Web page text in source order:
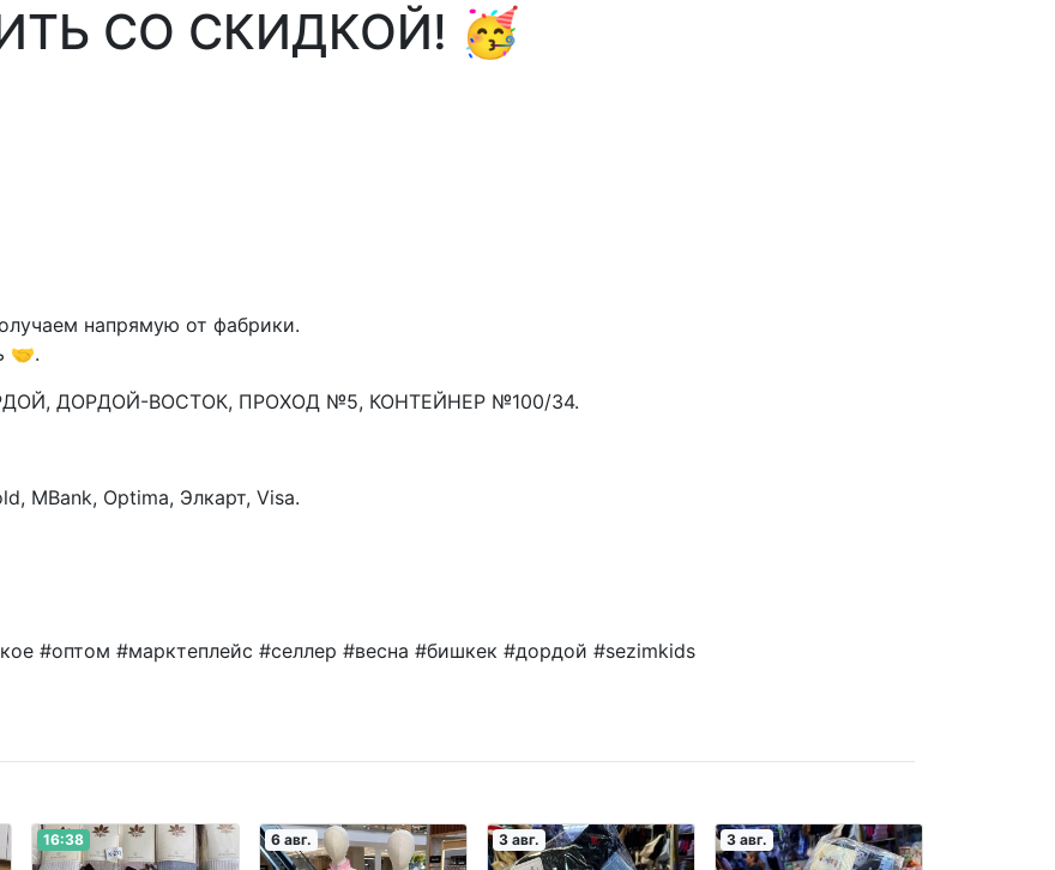
СО СКИДКОЙ! 🥳
напрямую от фабрики.
🤝.
ДОРДОЙ-ВОСТОК, ПРОХОД №5, КОНТЕЙНЕР №100/34.
MBank, Optima, Элкарт, Visa.
#оптом #марктеплейс #селлер #весна #бишкек #дордой #sezimkids
16:38 6 авг. 3 авг. 3 авг.